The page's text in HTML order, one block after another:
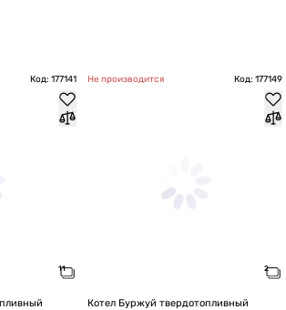
Код: 177141 Не производится Код: 177149
Котел Буржуй твердотопливный